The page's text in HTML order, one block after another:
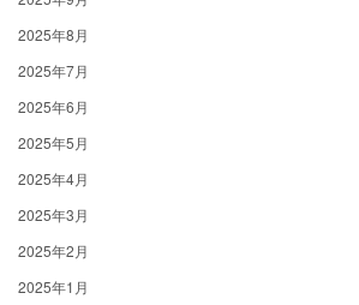
2025年8月
2025年7月
2025年6月
2025年5月
2025年4月
2025年3月
2025年2月
2025年1月